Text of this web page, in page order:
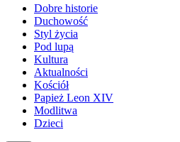
Dobre historie
Duchowość
Styl życia
Pod lupą
Kultura
Aktualności
Kościół
Papież Leon XIV
Modlitwa
Dzieci